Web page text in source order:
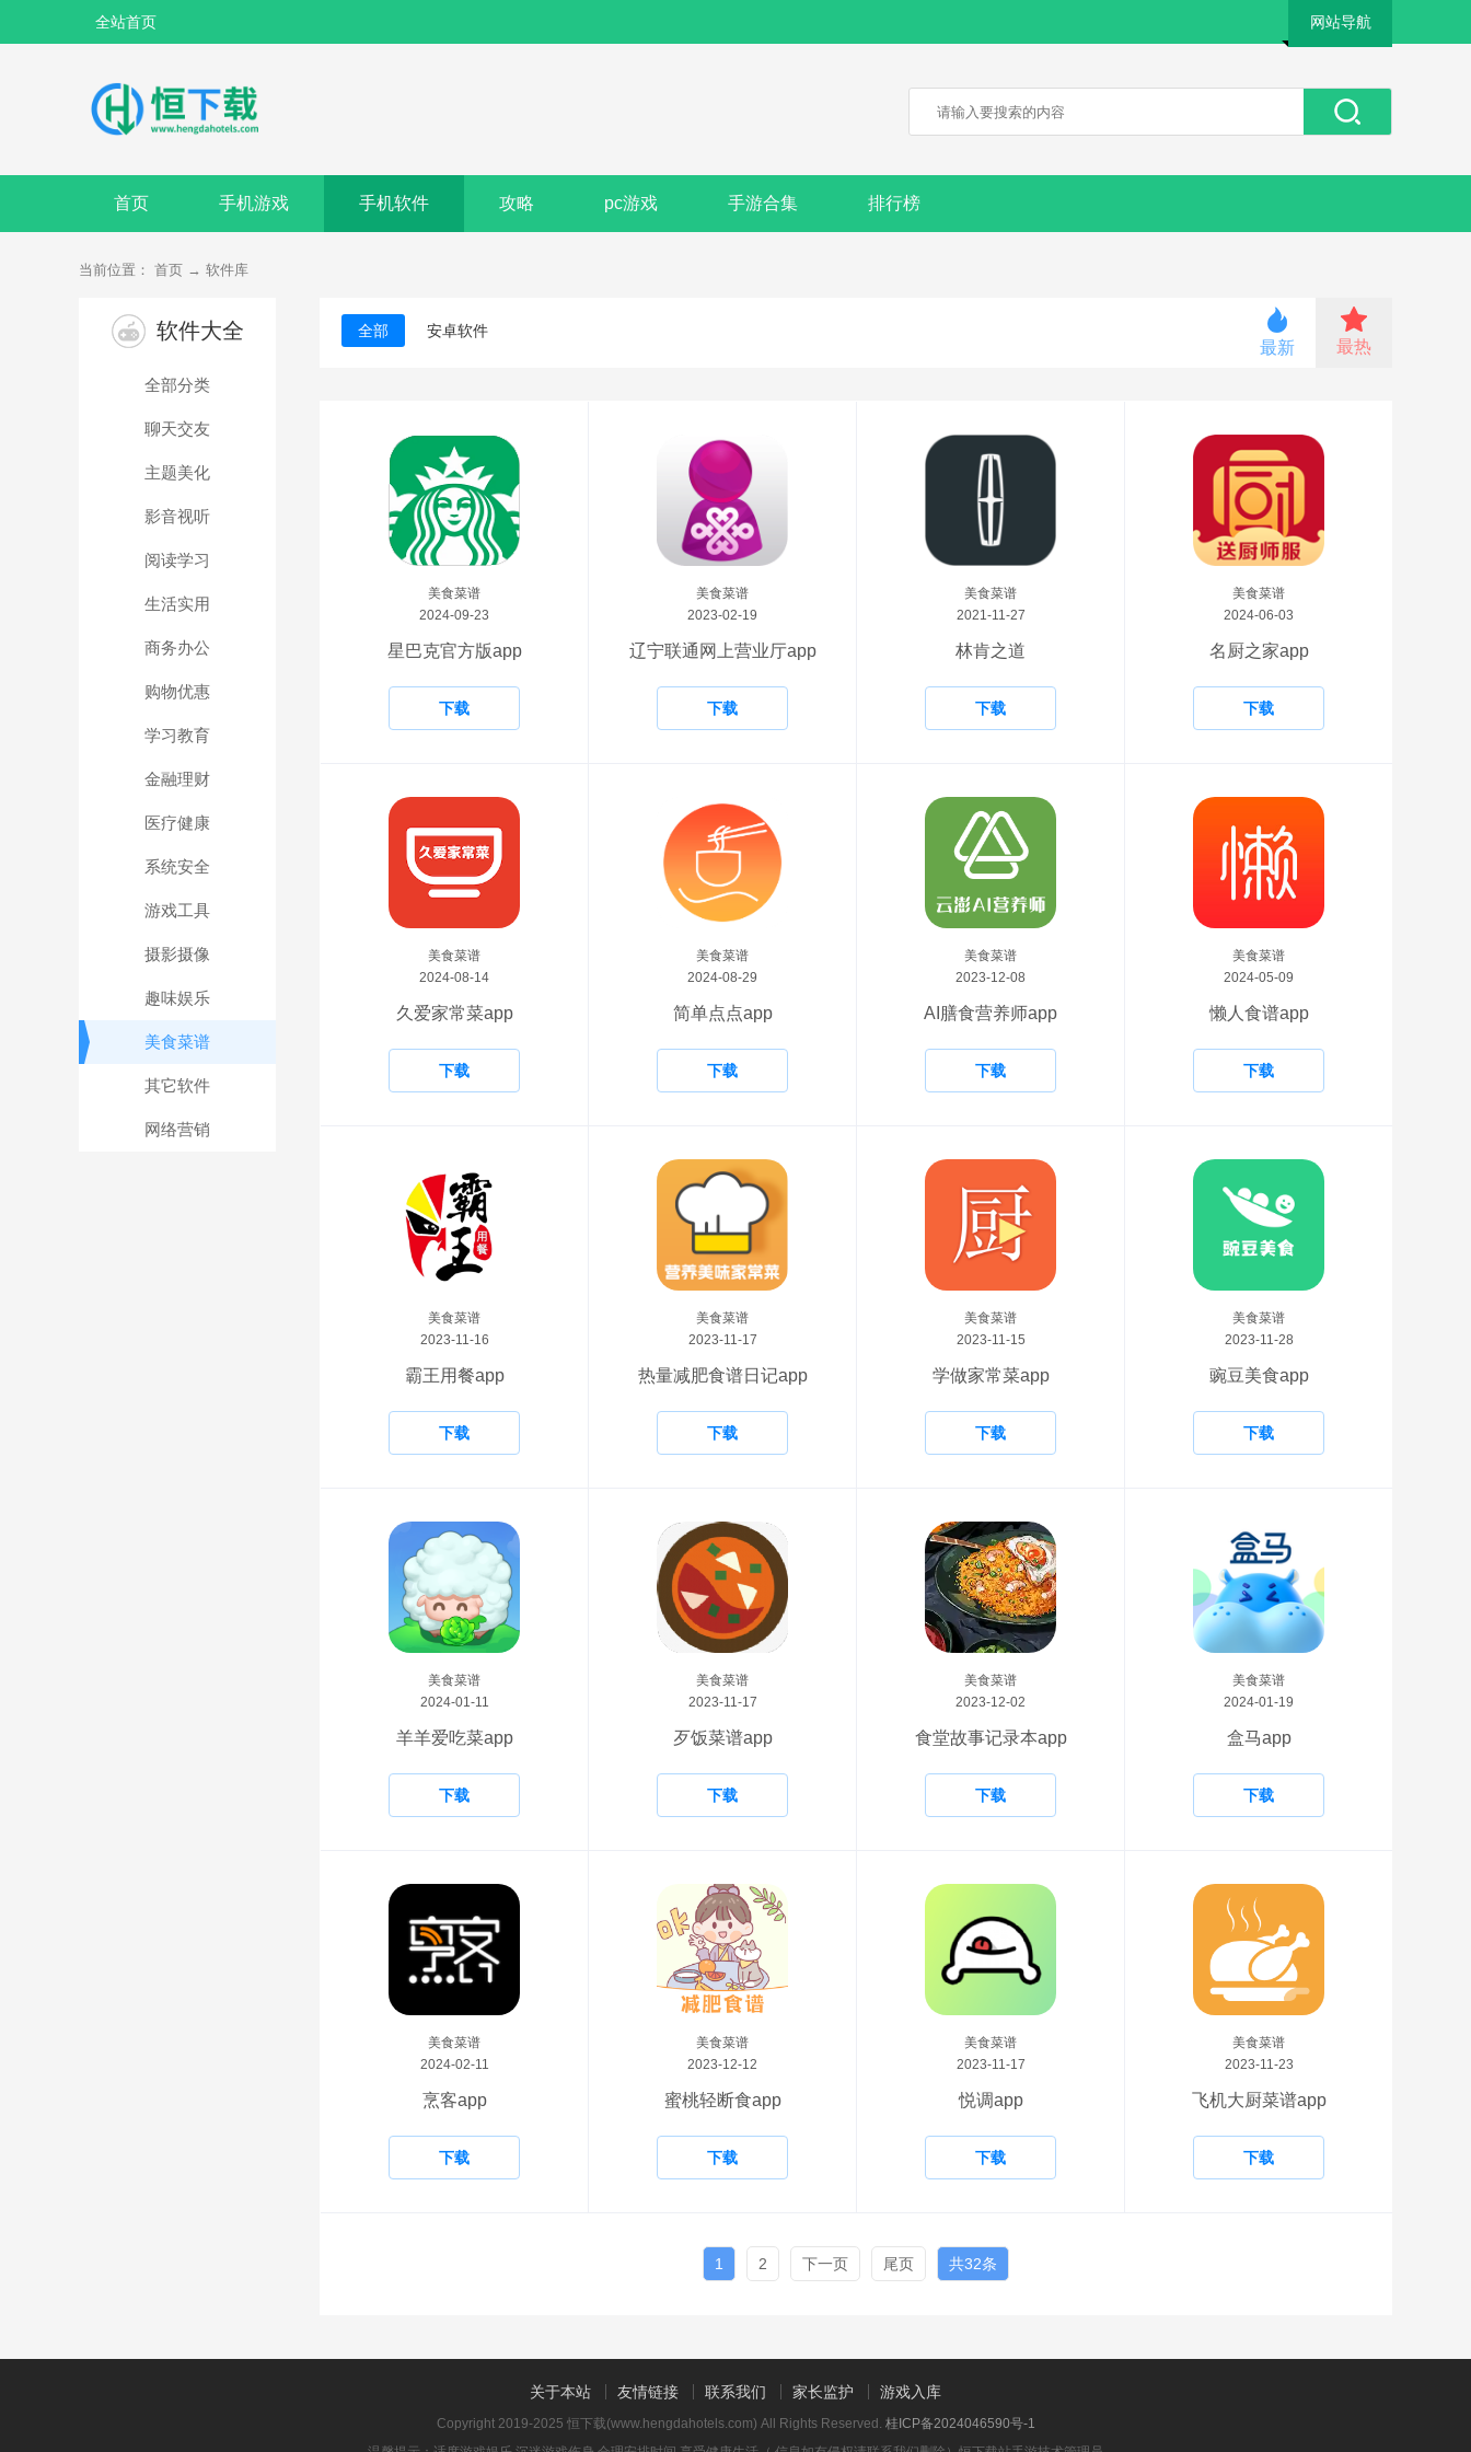
全站首页 网站导航
首页 手机游戏 手机软件 攻略 pc游戏 手游合集 排行榜
当前位置： 首页 → 软件库
软件大全
全部分类
聊天交友
主题美化
影音视听
阅读学习
生活实用
商务办公
购物优惠
学习教育
金融理财
医疗健康
系统安全
游戏工具
摄影摄像
趣味娱乐
美食菜谱
其它软件
网络营销
全部 安卓软件
最新 最热
美食菜谱
2024-09-23
星巴克官方版app
下载
美食菜谱
2023-02-19
辽宁联通网上营业厅app
下载
美食菜谱
2021-11-27
林肯之道
下载
美食菜谱
2024-06-03
名厨之家app
下载
美食菜谱
2024-08-14
久爱家常菜app
下载
美食菜谱
2024-08-29
简单点点app
下载
美食菜谱
2023-12-08
AI膳食营养师app
下载
美食菜谱
2024-05-09
懒人食谱app
下载
美食菜谱
2023-11-16
霸王用餐app
下载
美食菜谱
2023-11-17
热量减肥食谱日记app
下载
美食菜谱
2023-11-15
学做家常菜app
下载
美食菜谱
2023-11-28
豌豆美食app
下载
美食菜谱
2024-01-11
羊羊爱吃菜app
下载
美食菜谱
2023-11-17
歹饭菜谱app
下载
美食菜谱
2023-12-02
食堂故事记录本app
下载
美食菜谱
2024-01-19
盒马app
下载
美食菜谱
2024-02-11
烹客app
下载
美食菜谱
2023-12-12
蜜桃轻断食app
下载
美食菜谱
2023-11-17
悦调app
下载
美食菜谱
2023-11-23
飞机大厨菜谱app
下载
1 2 下一页 尾页 共32条
关于本站 友情链接 联系我们 家长监护 游戏入库
Copyright 2019-2025 恒下载(www.hengdahotels.com) All Rights Reserved. 桂ICP备2024046590号-1